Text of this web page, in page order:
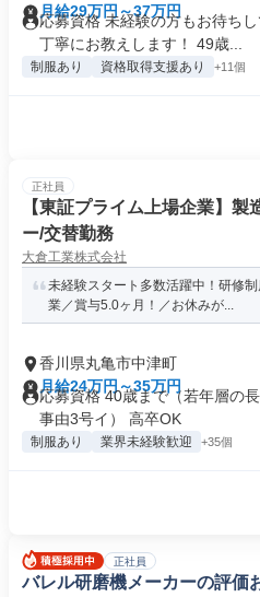
月給29万円～37万円
応募資格 未経験の方もお待ち
丁寧にお教えします！ 49歳...
制服あり 資格取得支援あり +11個
正社員
【東証プライム上場企業】
ー/交替勤務
大倉工業株式会社
未経験スタート多数活躍中！研修
業／賞与5.0ヶ月！／お休みが...
香川県丸亀市中津町
月給24万円～35万円
応募資格 40歳まで（若年層の
事由3号イ） 高卒OK
制服あり 業界未経験歓迎 +35個
正社員
バレル研磨機メーカーの評価